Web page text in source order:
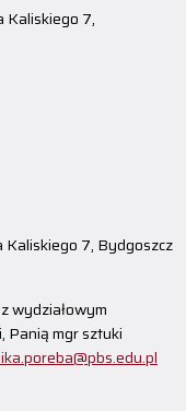
Kaliskiego 7,
7, Bydgoszcz
wydziałowym
Panią mgr sztuki